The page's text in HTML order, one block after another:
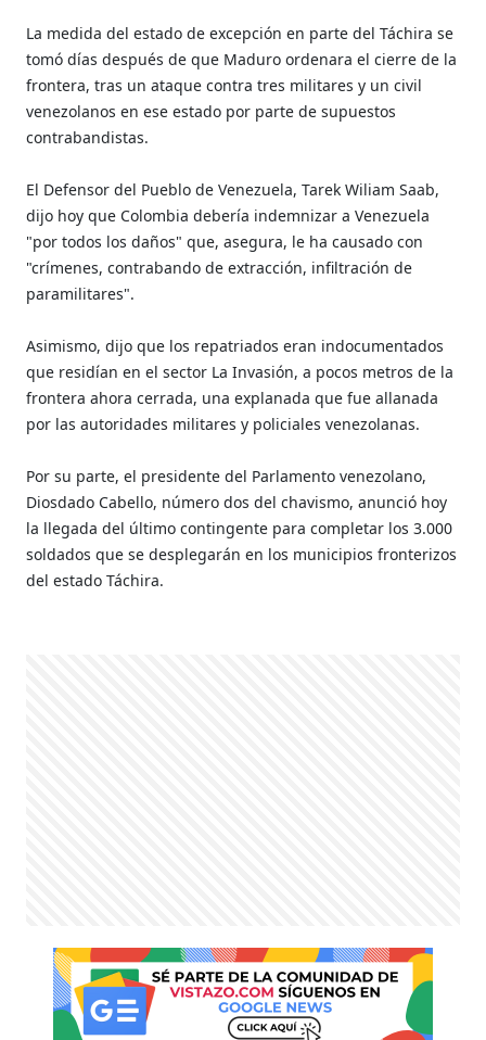
La medida del estado de excepción en parte del Táchira se
tomó días después de que Maduro ordenara el cierre de la
frontera, tras un ataque contra tres militares y un civil
venezolanos en ese estado por parte de supuestos
contrabandistas.
El Defensor del Pueblo de Venezuela, Tarek Wiliam Saab,
dijo hoy que Colombia debería indemnizar a Venezuela
"por todos los daños" que, asegura, le ha causado con
"crímenes, contrabando de extracción, infiltración de
paramilitares".
Asimismo, dijo que los repatriados eran indocumentados
que residían en el sector La Invasión, a pocos metros de la
frontera ahora cerrada, una explanada que fue allanada
por las autoridades militares y policiales venezolanas.
Por su parte, el presidente del Parlamento venezolano,
Diosdado Cabello, número dos del chavismo, anunció hoy
la llegada del último contingente para completar los 3.000
soldados que se desplegarán en los municipios fronterizos
del estado Táchira.